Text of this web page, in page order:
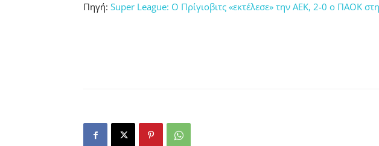
Πηγή: Super League: Ο Πρίγιοβιτς «εκτέλεσε» την ΑΕΚ, 2-0 ο ΠΑΟΚ